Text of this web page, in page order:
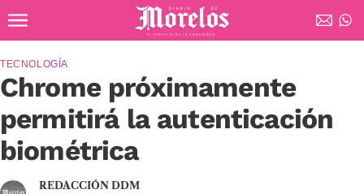
Diario de Morelos
Chrome próximamente
permitirá la autenticación
biométrica
TECNOLOGÍA
REDACCIÓN DDM